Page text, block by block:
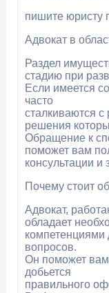
пишите юристу
Адвокат в
Раздел
стадию при
Если имеется
часто
сталкиваются с
решения
Обращение к
поможет вам
консультации
Почему стоит
Адвокат,
обладает
вопросов.
Он поможет вам
добьется
правильного